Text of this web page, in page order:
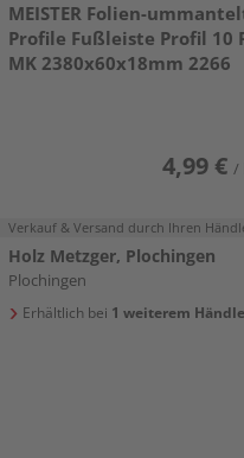
MEISTER Folien-
Profile Fußleiste Profil 10
MK 2380x60x18mm 2266
4,99 € /
Verkauf & Versand durch Ihren
Holz Metzger, Plochingen
Plochingen
Erhältlich bei 1 weiterem